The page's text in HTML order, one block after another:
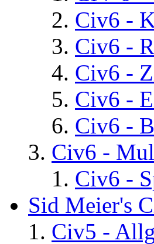
Civ6 -
Civ6 -
Civ6 -
Civ6 -
Civ6 -
Civ6 -
Civ6 -
Sid Meier's
Civ5 -